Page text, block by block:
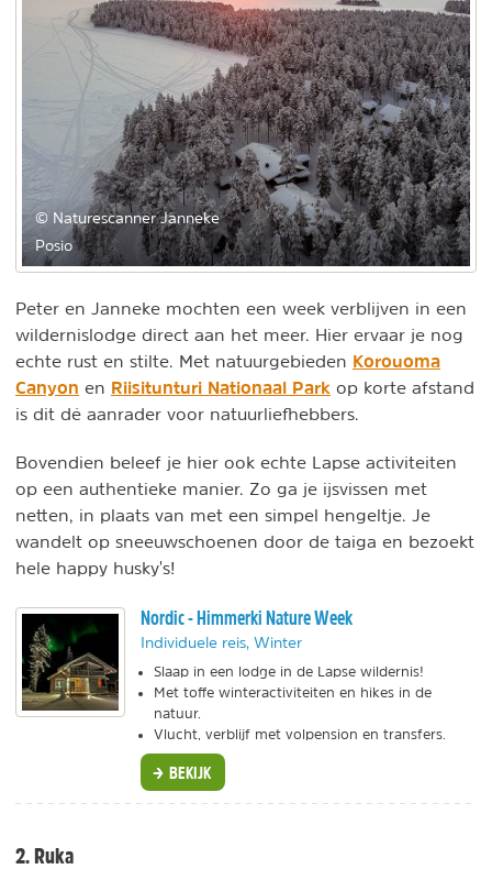
© Naturescanner Janneke
Posio
Peter en Janneke mochten een week verblijven in een
wildernislodge direct aan het meer. Hier ervaar je nog
echte rust en stilte. Met natuurgebieden Korouoma
Canyon en Riisitunturi Nationaal Park op korte afstand
is dit dé aanrader voor natuurliefhebbers.
Bovendien beleef je hier ook echte Lapse activiteiten
op een authentieke manier. Zo ga je ijsvissen met
netten, in plaats van met een simpel hengeltje. Je
wandelt op sneeuwschoenen door de taiga en bezoekt
hele happy husky's!
Nordic - Himmerki Nature Week
Individuele reis, Winter
Slaap in een lodge in de Lapse wildernis!
Met toffe winteractiviteiten en hikes in de
natuur.
Vlucht, verblijf met volpension en transfers.
BEKIJK
2. Ruka